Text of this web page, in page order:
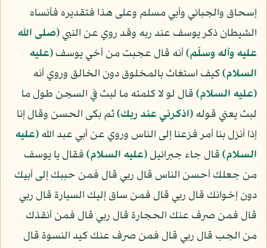
إسحاق والجبائي وأبي مسلم وعلى هذا فتقديره فأنساه
الشيطان ذكر يوسف عند ربه وقد روي عن النبي(صلى الله
عليه وآله وسلّم)أنه قال عجبت من أخي يوسف(عليه
السلام)كيف استغاث بالمخلوق دون الخالق وروي أنه
(عليه السلام)قال لو لا كلمته ما لبث في السجن طول ما
لبث يعني قوله﴿اذكرني عند ربك﴾ثم بكى الحسن وقال إنا
إذا أنزل بنا أمر فزعنا إلى الناس وروي عن أبي عبد الله(عليه
السلام)قال جاء جبرائيل(عليه السلام)فقال يا يوسف
من جعلك أحسن الناس قال ربي قال فمن حببك إلى أبيك
دون إخوانك قال ربي قال فمن ساق إليك السيارة قال ربي
قال فمن صرف عنك الحجارة قال ربي قال فمن أنقذك
من الجب قال ربي قال فمن صرف عنك كيد النسوة قال